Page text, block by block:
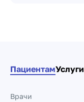
ПациентамУслуги
Врачи